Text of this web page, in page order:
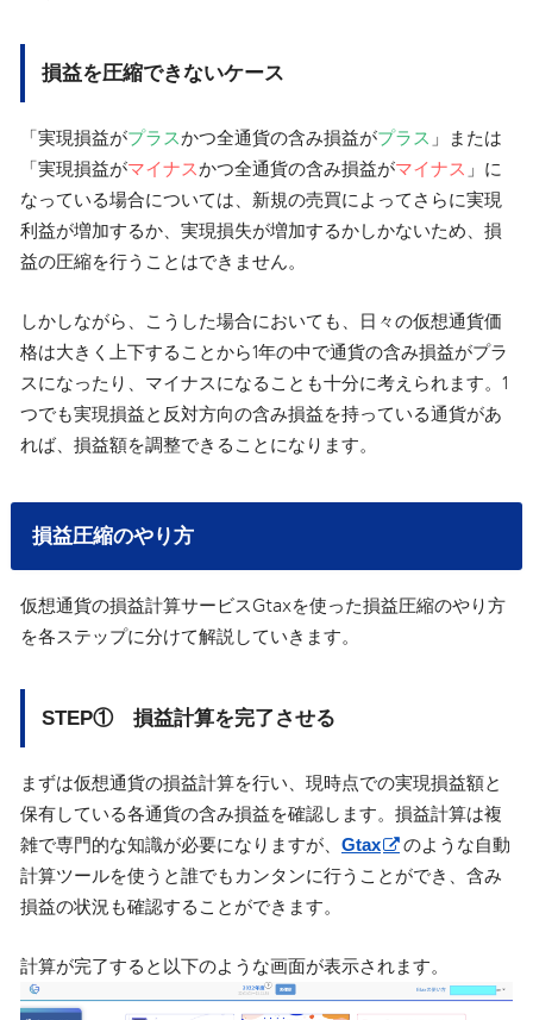
損益を圧縮できないケース
「実現損益がプラスかつ全通貨の含み損益がプラス 」または
「実現損益がマイナスかつ全通貨の含み損益がマイナス 」に
なっている場合については、新規の売買によってさらに実現
利益が増加するか、実現損失が増加するかしかないため、損
益の圧縮を行うことはできません。
しかしながら、こうした場合においても、日々の仮想通貨価
格は大きく上下することから1年の中で通貨の含み損益がプラ
スになったり、マイナスになることも十分に考えられます。1
つでも実現損益と反対方向の含み損益を持っている通貨があ
れば、損益額を調整できることになります。
損益圧縮のやり方
仮想通貨の損益計算サービスGtaxを使った損益圧縮のやり方
を各ステップに分けて解説していきます。
STEP① 損益計算を完了させる
まずは仮想通貨の損益計算を行い、現時点での実現損益額と
保有している各通貨の含み損益を確認します。損益計算は複
雑で専門的な知識が必要になりますが、 Gtax
のような自動
計算ツールを使うと誰でもカンタンに行うことができ、含み
損益の状況も確認することができます。
計算が完了すると以下のような画面が表示されます。